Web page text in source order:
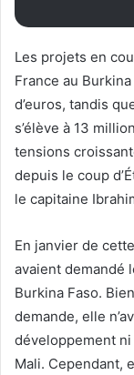
Les projets en
France au
d’euros, tandis
s’élève à 13
tensions
depuis le coup
le capitaine
En janvier de
avaient demandé
Burkina Faso.
demande, elle
développement
Mali. Cependant,